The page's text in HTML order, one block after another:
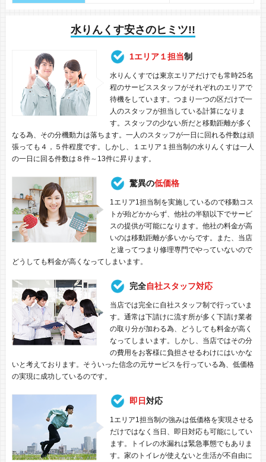
水りんくす安さのヒミツ!!
1エリア１担当制
水りんくすでは東京エリアだけでも常時25名
程のサービススタッフがそれぞれのエリアで
待機をしています。つまり一つの区だけで一
人のスタッフが担当している計算になりま
す。スタッフの少ない所だと移動距離が多く
なる為、その分機動力は落ちます。一人のスタッフが一日に回れる件数は頑
張っても４，５件程度です。しかし、１エリア１担当制の水りんくすは一人
の一日に回る件数は８件～13件に昇ります。
驚異の低価格
1エリア1担当制を実施しているので移動コス
トが殆どかからず、他社の半額以下でサービ
スの提供が可能になります。他社の料金が高
いのは移動距離が多いからです。また、当店
と違ってつまり修理専門でやっていないので
どうしても料金が高くなってしまいます。
完全自社スタッフ対応
当店では完全に自社スタッフ制で行っていま
す。通常は下請けに流す所が多く下請け業者
の取り分が加わる為、どうしても料金が高く
なってしまいます。しかし、当店ではその分
の費用をお客様に負担させるわけにはいかな
いと考えております。そういった信念の元サービスを行っている為、低価格
の実現に成功しているのです。
即日対応
1エリア1担当制の強みは低価格を実現させる
だけではなく当日、即日対応も可能にしてい
ます。トイレの水漏れは緊急事態でもありま
す。家のトイレが使えないと生活が不自由に